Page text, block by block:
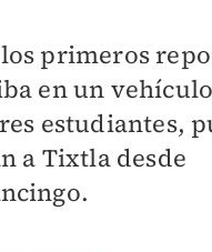
los primeros
en un
estudiantes,
a Tixtla desde